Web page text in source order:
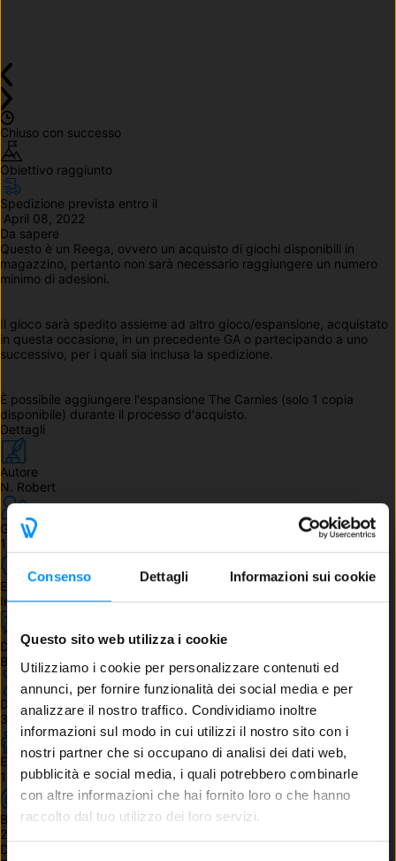
Consenso Dettagli Informazioni sui cookie
Questo sito web utilizza i cookie
Utilizziamo i cookie per personalizzare contenuti ed
annunci, per fornire funzionalità dei social media e per
analizzare il nostro traffico. Condividiamo inoltre
informazioni sul modo in cui utilizzi il nostro sito con i
nostri partner che si occupano di analisi dei dati web,
pubblicità e social media, i quali potrebbero combinarle
con altre informazioni che hai fornito loro o che hanno
raccolto dal tuo utilizzo dei loro servizi.
Chiuso con successo
Obiettivo raggiunto
Spedizione prevista entro il
April 08, 2022
Da sapere
Questo è un Reega, ovvero un acquisto di giochi disponibili in
magazzino, pertanto non sarà necessario raggiungere un numero
minimo di adesioni.
Il gioco sarà spedito assieme ad altro gioco/espansione, acquistato
in questa occasione, in un precedente GA o partecipando a uno
successivo, per i quali sia inclusa la spedizione.
È possibile aggiungere l'espansione The Carnies (solo 1 copia
disponibile) durante il processo d'acquisto.
Dettagli
Autore
N. Robert
Giocatori
1 - 4
Edizione
Inglese
Dipendenza dalla lingua
Bassa
Durata
30 - 60 min.
Età
14+
BGG Weight
2.37
Descrizione